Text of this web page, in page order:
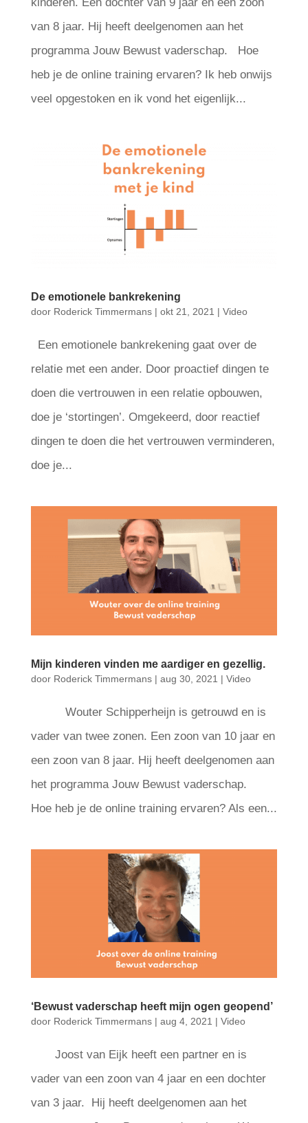
van 8 jaar. Hij heeft deelgenomen aan het
programma Jouw Bewust vaderschap. Hoe
heb je de online training ervaren? Ik heb onwijs
veel opgestoken en ik vond het eigenlijk...
De emotionele bankrekening
door Roderick Timmermans| okt 21, 2021 | Video
Een emotionele bankrekening gaat over de
relatie met een ander. Door proactief dingen te
doen die vertrouwen in een relatie opbouwen,
doe je ‘stortingen’. Omgekeerd, door reactief
dingen te doen die het vertrouwen verminderen,
doe je...
Mijn kinderen vinden me aardiger en gezellig.
door Roderick Timmermans| aug 30, 2021 | Video
Wouter Schipperheijn is getrouwd en is
vader van twee zonen. Een zoon van 10 jaar en
een zoon van 8 jaar. Hij heeft deelgenomen aan
het programma Jouw Bewust vaderschap.
Hoe heb je de online training ervaren? Als een...
‘Bewust vaderschap heeft mijn ogen geopend’
door Roderick Timmermans| aug 4, 2021 | Video
Joost van Eijk heeft een partner en is
vader van een zoon van 4 jaar en een dochter
van 3 jaar. Hij heeft deelgenomen aan het